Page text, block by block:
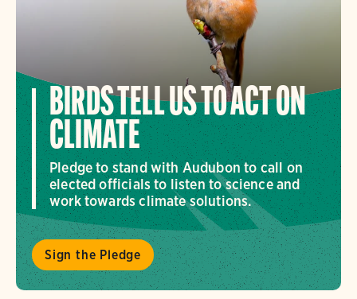
BIRDS TELL US TO ACT ON
CLIMATE
Pledge to stand with Audubon to call on
elected officials to listen to science and
work towards climate solutions.
Sign the Pledge